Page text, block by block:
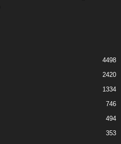
4498
2420
1334
746
494
353